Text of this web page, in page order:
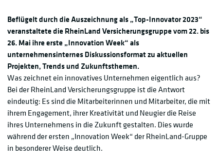
Beflügelt durch die Auszeichnung als „Top-Innovator 2023“
veranstaltete die RheinLand Versicherungsgruppe vom 22. bis
26. Mai ihre erste „Innovation Week“ als
unternehmensinternes Diskussionsformat zu aktuellen
Projekten, Trends und Zukunftsthemen.
Was zeichnet ein innovatives Unternehmen eigentlich aus?
Bei der RheinLand Versicherungsgruppe ist die Antwort
eindeutig: Es sind die Mitarbeiterinnen und Mitarbeiter, die mit
ihrem Engagement, ihrer Kreativität und Neugier die Reise
ihres Unternehmens in die Zukunft gestalten. Dies wurde
während der ersten „Innovation Week“ der RheinLand-Gruppe
in besonderer Weise deutlich.